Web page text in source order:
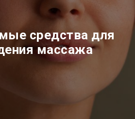
средства для
массажа